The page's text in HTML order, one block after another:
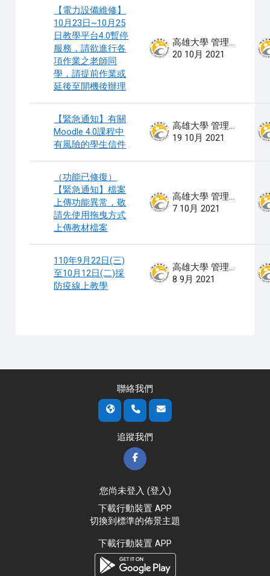
【電力設備維修】
10月23日~10月25
日教學平台4.0暫停
服務，請欲進行各
項作業之老師同
學，請提前作業或
延後至開機後辦理
高雄大學 管理員
20 10月 2021
【緊急通知】有關
Moodle 4.0課程中
有風險的學生信件
高雄大學 管理員
19 10月 2021
（功能已修復）
【緊急通知】檔案
上傳功能異常，敬
請先使用拖曳方式
上傳教材檔案
高雄大學 管理員
7 10月 2021
110年9月22日(三)
至10月12日(二)採
防疫線上教學
高雄大學 管理員
8 9月 2021
聯絡我們
追蹤我們
您尚未登入 (登入)
下載行動裝置 APP
切換到標準的佈景主題
下載行動裝置 APP